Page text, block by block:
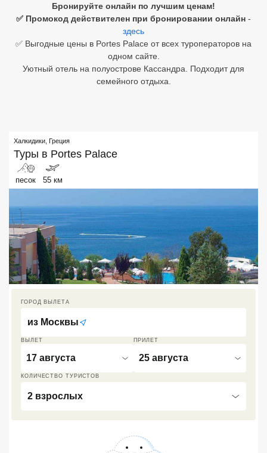
Бронируйте онлайн по лучшим ценам!
✅ Промокод действителен при бронировании онлайн -
здесь
✅ Выгодные цены в Portes Palace от всех туроператоров на
одном сайте.
Уютный отель на полуострове Кассандра. Подходит для
семейного отдыха.
Халкидики Греция
Туры в Portes Palace
песок 55 км
ВЫЛЕТ
17 августа
ПРИЛЕТ
25 августа
КОЛИЧЕСТВО ТУРИСТОВ
2 взрослых
ГОРОД ВЫЛЕТА
из Москвы
Таиланд
ОАЭ
Египет
Бали
Вьетнам
Северный Гоа
Южный Гоа
Занзибар
Абхазия
Большой Сочи
Экскурсионные туры
VIP отели 5 звезд
ТОП 10 лучших отелей 5*